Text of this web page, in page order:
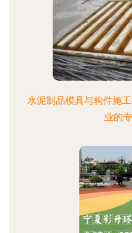
水泥制品模具与构件施
业的